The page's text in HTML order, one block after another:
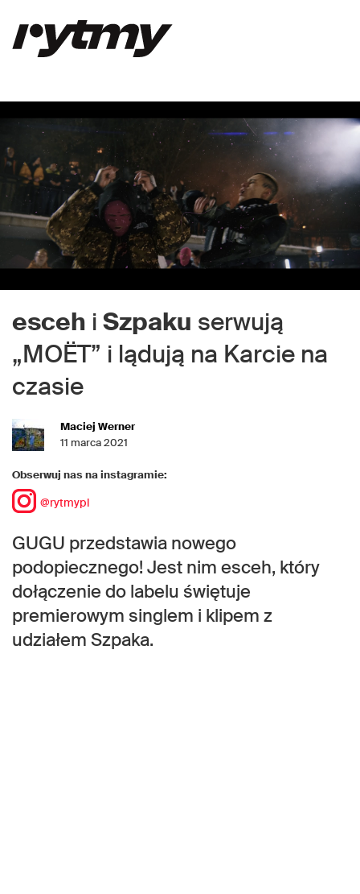
esceh i Szpaku serwują
„MOËT” i lądują na Karcie na
czasie
Maciej Werner
11 marca 2021
Obserwuj nas na instagramie:
@rytmypl
GUGU przedstawia nowego
podopiecznego! Jest nim esceh, który
dołączenie do labelu świętuje
premierowym singlem i klipem z
udziałem Szpaka.